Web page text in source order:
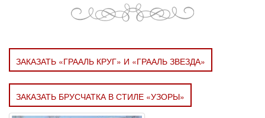
ЗАКАЗАТЬ «ГРААЛЬ КРУГ» И «ГРААЛЬ ЗВЕЗДА»
ЗАКАЗАТЬ БРУСЧАТКА В СТИЛЕ «УЗОРЫ»